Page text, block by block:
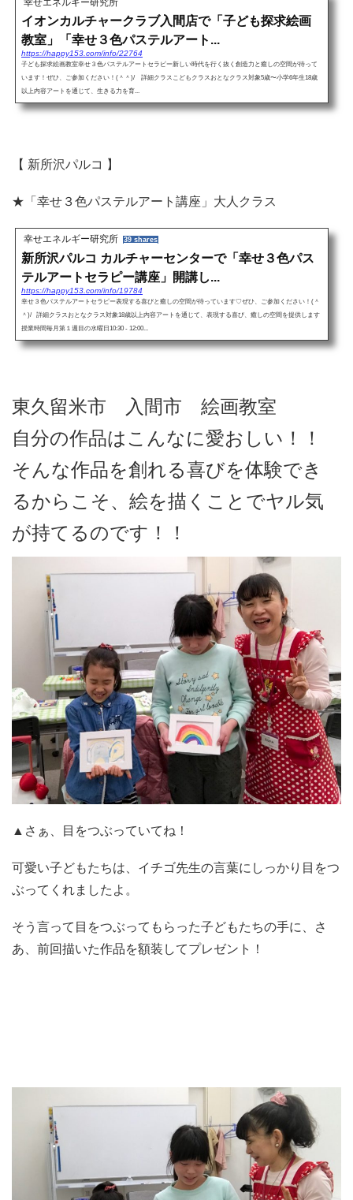
幸せエネルギー研究所
イオンカルチャークラブ入間店で「子ども探求絵画
教室」「幸せ３色パステルアート...
https://happy153.com/info/22764
子ども探求絵画教室幸せ３色パステルアートセラピー新しい時代を行く抜く創造力と癒しの空間が待って
います！ぜひ、ご参加ください！(＾＾)/ 詳細クラスこどもクラスおとなクラス対象5歳〜小学6年生18歳
以上内容アートを通じて、生きる力を育...
【 新所沢パルコ 】
★「幸せ３色パステルアート講座」大人クラス
幸せエネルギー研究所 39 shares
新所沢パルコ カルチャーセンターで「幸せ３色パス
テルアートセラピー講座」開講し...
https://happy153.com/info/19784
幸せ３色パステルアートセラピー表現する喜びと癒しの空間が待っています♡ぜひ、ご参加ください！(＾
＾)/ 詳細クラスおとなクラス対象18歳以上内容アートを通じて、表現する喜び、癒しの空間を提供します
授業時間毎月第１週目の水曜日10:30 - 12:00...
東久留米市 入間市 絵画教室
自分の作品はこんなに愛おしい！！
そんな作品を創れる喜びを体験でき
るからこそ、絵を描くことでヤル気
が持てるのです！！
▲さぁ、目をつぶっていてね！
可愛い子どもたちは、イチゴ先生の言葉にしっかり目をつ
ぶってくれましたよ。
そう言って目をつぶってもらった子どもたちの手に、さ
あ、前回描いた作品を額装してプレゼント！